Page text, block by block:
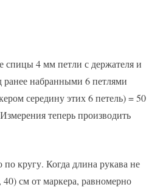
спицы 4 мм петли с держателя и
ранее набранными 6 петлями
середину этих 6 петель) = 50
теперь производить
по кругу. Когда длина рукава не
40) см от маркера, равномерно